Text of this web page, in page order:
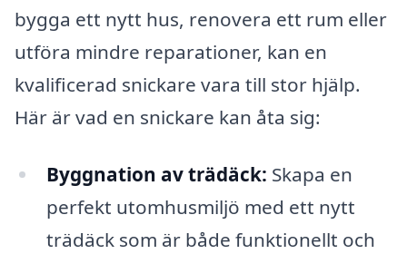
bygga ett nytt hus, renovera ett rum eller
utföra mindre reparationer, kan en
kvalificerad snickare vara till stor hjälp.
Här är vad en snickare kan åta sig:
Byggnation av trädäck: Skapa en
perfekt utomhusmiljö med ett nytt
trädäck som är både funktionellt och